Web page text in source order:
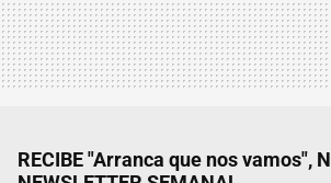
RECIBE "Arranca que nos vamos",